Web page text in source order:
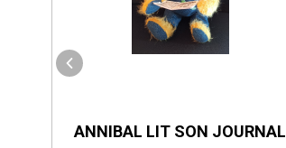
ANNIBAL LIT SON JOURNAL